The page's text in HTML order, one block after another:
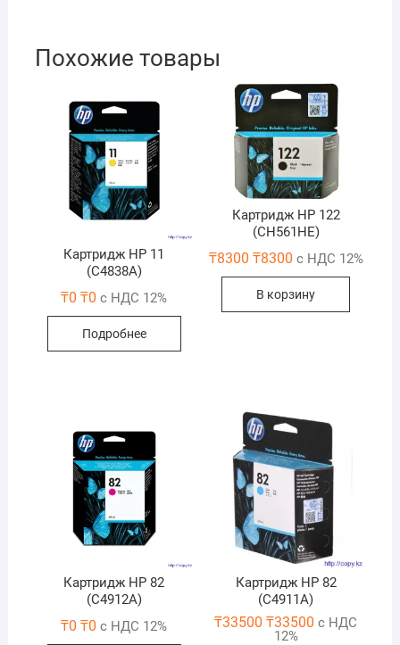
Похожие товары
Картридж HP 11
(C4838A)
₸0 ₸0 с НДС 12%
Подробнее
Картридж HP 122
(CH561HE)
₸8300 ₸8300 с НДС 12%
В корзину
Картридж HP 82
(C4912A)
₸0 ₸0 с НДС 12%
Картридж HP 82
(C4911A)
₸33500 ₸33500 с НДС
12%